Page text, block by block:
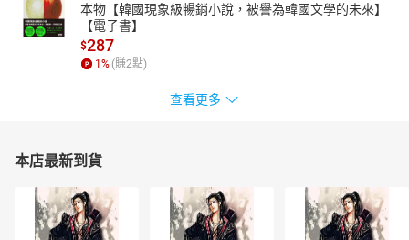
本物【韓國現象級暢銷小說，被譽為韓國文學的未來】
【電子書】
$287
1% (賺2點)
查看更多
本店最新到貨